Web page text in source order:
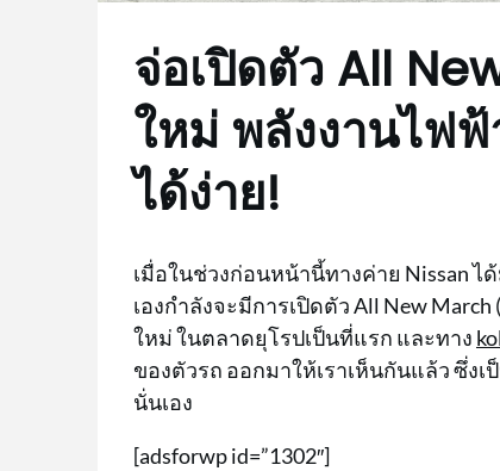
จ่อเปิดตัว All
ใหม่ พลังงานไฟฟ้
ได้ง่าย!
เมื่อในช่วงก่อนหน้านี้ทางค่าย Nissan ไ
เองกำลังจะมีการเปิดตัว All New
ใหม่ ในตลาดยุโรปเป็นที่แรก และทาง
ของตัวรถ ออกมาให้เราเห็นกันแล้ว ซึ่ง
นั่นเอง
[adsforwp id=”1302″]